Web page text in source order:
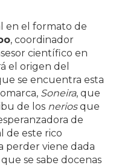
en el formato de
, coordinador
científico en
el origen del
se encuentra esta
Soneira, que
de los neriosque
de
de este rico
perder viene dada
se sabe docenas